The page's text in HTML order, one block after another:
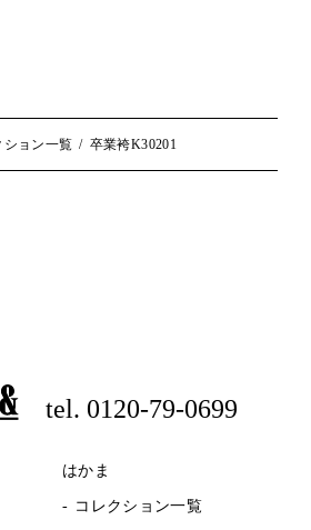
ション一覧 卒業袴K30201
tel. 0120-79-0699
はかま
コレクション一覧